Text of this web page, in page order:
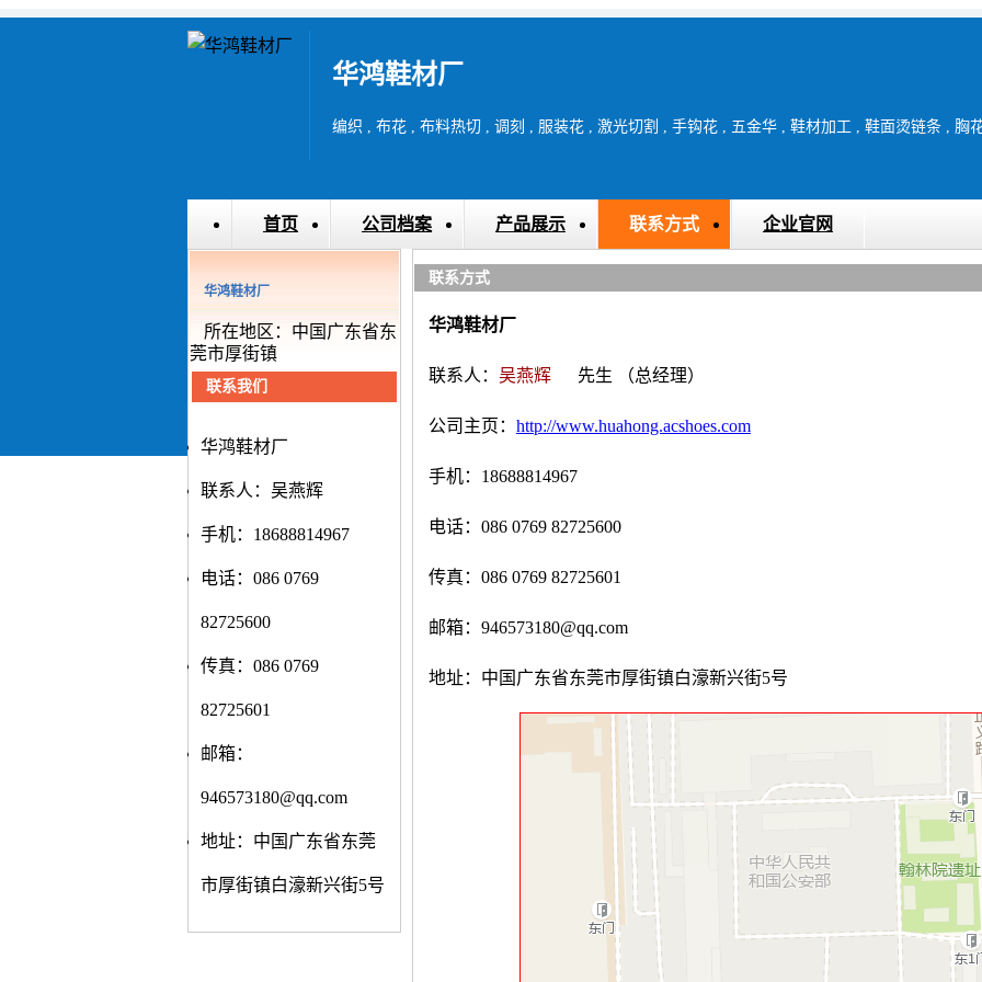
华鸿鞋材厂
首页 公司档案 产品展示 联系方式 企业官网
华鸿鞋材厂
所在地区：中国广东省东
莞市厚街镇
联系我们
华鸿鞋材厂
联系人：吴燕辉
手机：18688814967
电话：086 0769
82725600
传真：086 0769
82725601
邮箱：
946573180@qq.com
地址：中国广东省东莞
市厚街镇白濠新兴街5号
联系方式
华鸿鞋材厂
联系人： 吴燕辉 先生 （总经理）
公司主页： http://www.huahong.acshoes.com
手机：18688814967
电话：086 0769 82725600
传真：086 0769 82725601
邮箱：946573180@qq.com
地址：中国广东省东莞市厚街镇白濠新兴街5号